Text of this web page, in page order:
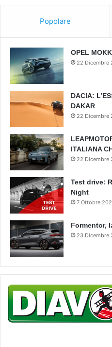
Popolare
OPEL
22 Dicembre
DACIA:
DAKAR
22 Dicembre
ITALIANA
22 Dicembre
Test drive:
Night
7 Ottobre
Formentor,
23 Dicembre